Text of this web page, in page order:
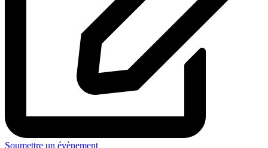
Soumettre un évènement